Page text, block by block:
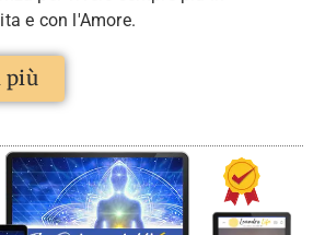
e con l'Amore.
più